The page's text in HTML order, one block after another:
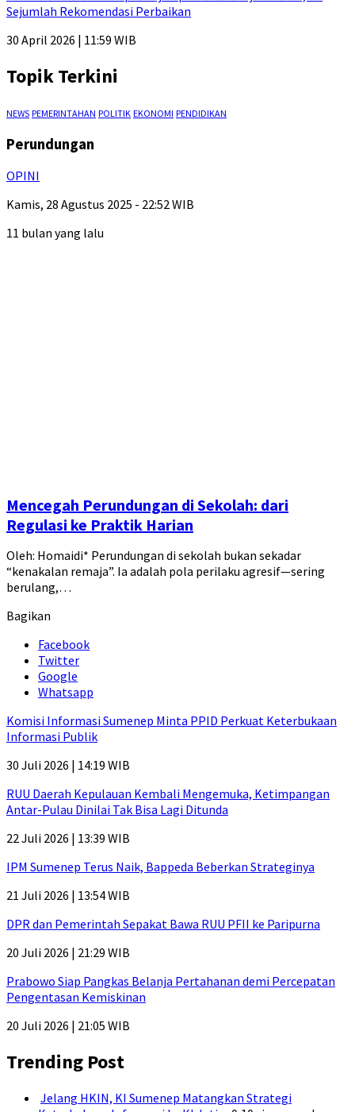
Sejumlah Rekomendasi Perbaikan
30 April 2026 | 11:59 WIB
Topik Terkini
NEWS PEMERINTAHAN POLITIK EKONOMI PENDIDIKAN
Perundungan
OPINI
Kamis, 28 Agustus 2025 - 22:52 WIB
11 bulan yang lalu
Mencegah Perundungan di Sekolah: dari
Regulasi ke Praktik Harian
Oleh: Homaidi* Perundungan di sekolah bukan sekadar
“kenakalan remaja”. Ia adalah pola perilaku agresif—sering
berulang,…
Bagikan
Facebook
Twitter
Google
Whatsapp
Komisi Informasi Sumenep Minta PPID Perkuat Keterbukaan
Informasi Publik
30 Juli 2026 | 14:19 WIB
RUU Daerah Kepulauan Kembali Mengemuka, Ketimpangan
Antar-Pulau Dinilai Tak Bisa Lagi Ditunda
22 Juli 2026 | 13:39 WIB
IPM Sumenep Terus Naik, Bappeda Beberkan Strateginya
21 Juli 2026 | 13:54 WIB
DPR dan Pemerintah Sepakat Bawa RUU PFII ke Paripurna
20 Juli 2026 | 21:29 WIB
Prabowo Siap Pangkas Belanja Pertahanan demi Percepatan
Pengentasan Kemiskinan
20 Juli 2026 | 21:05 WIB
Trending Post
Jelang HKIN, KI Sumenep Matangkan Strategi